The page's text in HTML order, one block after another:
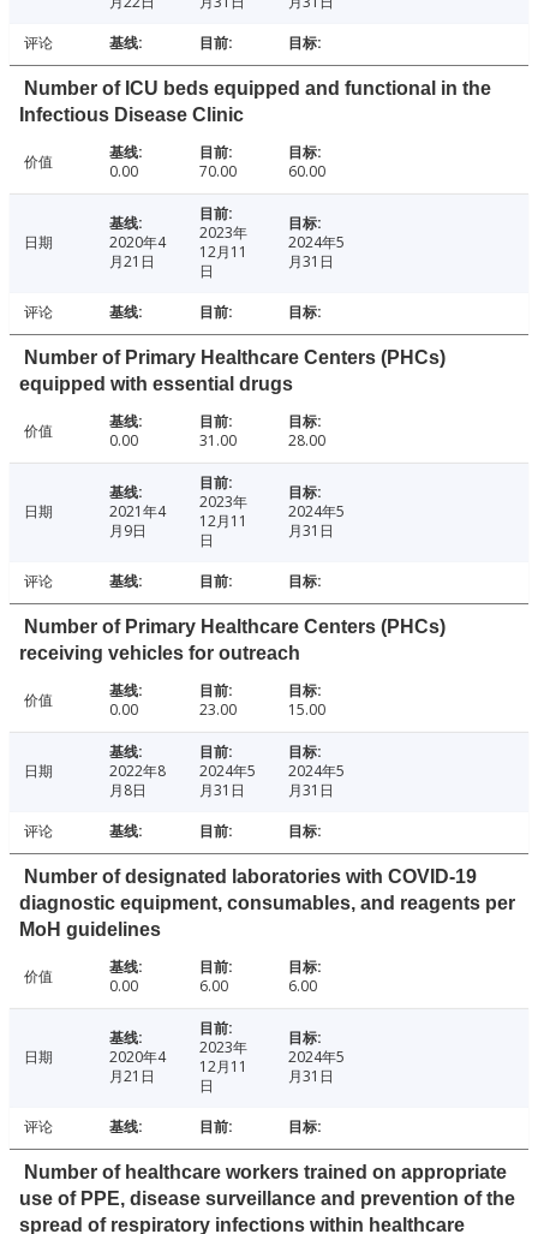
评论
Number of ICU beds equipped and functional in the
Infectious Disease Clinic
价值 0.00 70.00 60.00
日期
2020年4
月21日
2023年
12月11
日
2024年5
月31日
评论
Number of Primary Healthcare Centers (PHCs)
equipped with essential drugs
价值 0.00 31.00 28.00
日期
2021年4
月9日
2023年
12月11
日
2024年5
月31日
评论
Number of Primary Healthcare Centers (PHCs)
receiving vehicles for outreach
价值 0.00 23.00 15.00
日期
2022年8
月8日
2024年5
月31日
2024年5
月31日
评论
Number of designated laboratories with COVID-19
diagnostic equipment, consumables, and reagents per
MoH guidelines
价值 0.00 6.00 6.00
日期
2020年4
月21日
2023年
12月11
日
2024年5
月31日
评论
Number of healthcare workers trained on appropriate
use of PPE, disease surveillance and prevention of the
spread of respiratory infections within healthcare